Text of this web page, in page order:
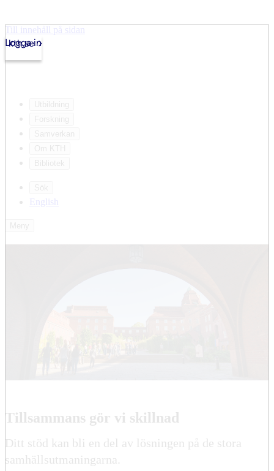
Till innehåll på sidan
kth.se
Logga in
English
Tillsammans gör vi skillnad
Ditt stöd kan bli en del av lösningen på de stora
samhällsutmaningarna.